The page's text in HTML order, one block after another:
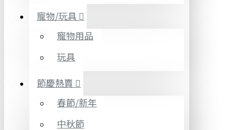
寵物/玩具
寵物用品
玩具
節慶熱賣
春節/新年
中秋節